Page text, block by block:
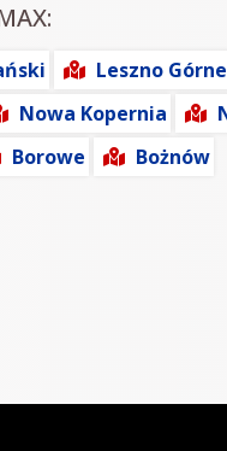
Leszno Górne
Nowa Kopernia
Borowe Bożnów